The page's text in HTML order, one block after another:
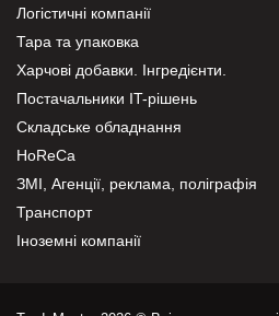
Логістичні компанії
Тара та упаковка
Харчові добавки. Інгредієнти.
Постачальники IT-рішень
Складське обладнання
HoReCa
ЗМІ, Агенції, реклама, поліграфія
Транспорт
Іноземні компанії